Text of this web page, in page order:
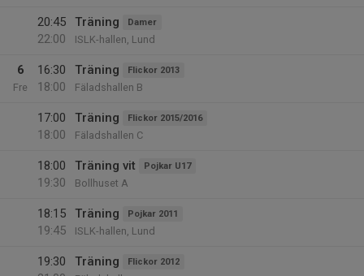
20:45
22:00
Träning Damer
ISLK-hallen, Lund
6
Fre
16:30
18:00
Träning Flickor 2013
Fäladshallen B
17:00
18:00
Träning Flickor 2015/2016
Fäladshallen C
18:00
19:30
Träning vit Pojkar U17
Bollhuset A
18:15
19:45
Träning Pojkar 2011
ISLK-hallen, Lund
19:30
Träning Flickor 2012